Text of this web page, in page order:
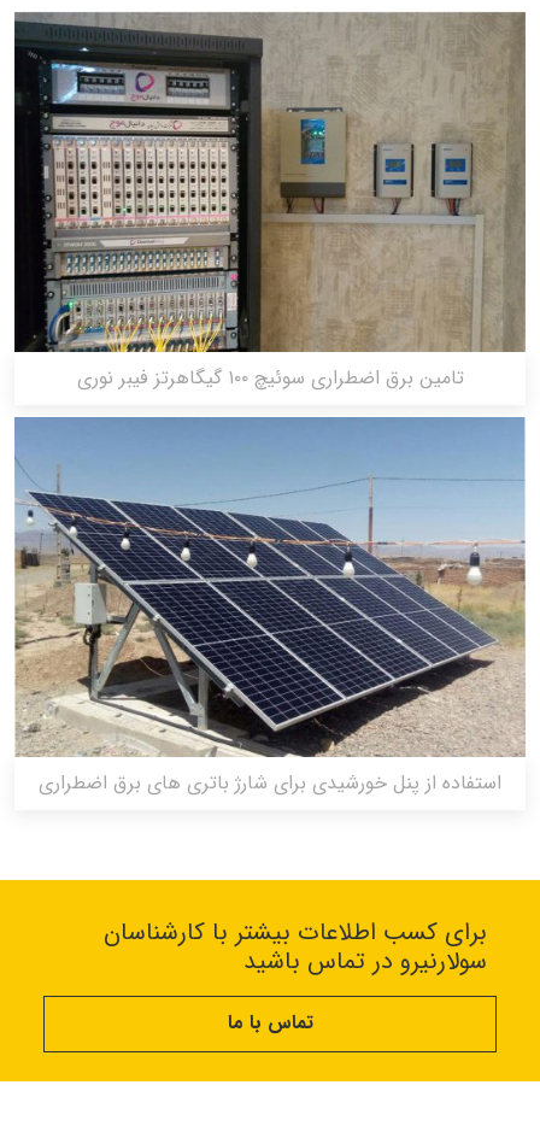
تامین برق اضطراری سوئیچ ۱۰۰ گیگاهرتز فیبر نوری
استفاده از پنل خورشیدی برای شارژ باتری های برق اضطراری
برای کسب اطلاعات بیشتر با کارشناسان
سولارنیرو در تماس باشید
تماس با ما